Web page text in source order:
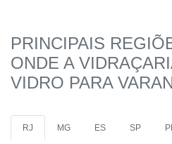
PRINCIPAIS
ONDE A
VIDRO PARA
RJ MG ES SP